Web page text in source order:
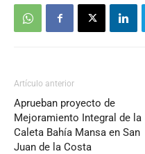
Artículo anterior
Aprueban proyecto de
Mejoramiento Integral de la
Caleta Bahía Mansa en San
Juan de la Costa